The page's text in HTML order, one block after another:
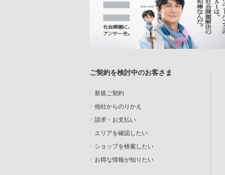
ご契約を検討中のお客さま
新規ご契約
他社からのりかえ
請求・お支払い
エリアを確認したい
ショップを検索したい
お得な情報が知りたい